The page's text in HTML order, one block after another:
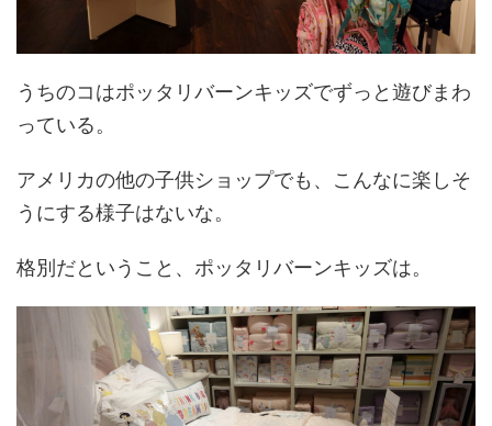
うちのコはポッタリバーンキッズでずっと遊びまわ
っている。
アメリカの他の子供ショップでも、こんなに楽しそ
うにする様子はないな。
格別だということ、ポッタリバーンキッズは。